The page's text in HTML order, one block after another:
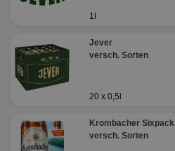
1l
Jever
versch. Sorten
20 x 0,5l
Krombacher Sixpack
versch. Sorten